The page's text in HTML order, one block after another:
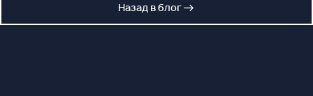
Назад в блог